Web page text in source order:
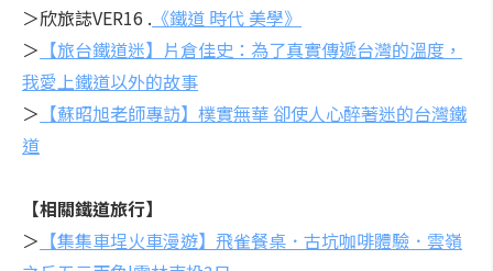
＞欣旅誌VER16 . 《鐵道 時代 美學》
＞ 【旅台鐵道迷】片倉佳史：為了真實傳遞台灣的溫度，
我愛上鐵道以外的故事
＞ 【蘇昭旭老師專訪】樸實無華 卻使人心醉著迷的台灣鐵
道
【相關鐵道旅行】
＞ 【集集車埕火車漫遊】飛雀餐桌．古坑咖啡體驗．雲嶺